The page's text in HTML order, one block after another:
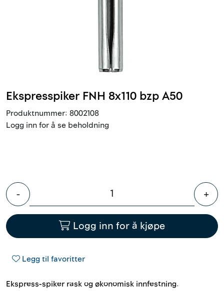
Ekspresspiker FNH 8x110 bzp A50
Produktnummer: 8002108
Logg inn for å se beholdning
- +
Logg inn for å kjøpe
Legg til favoritter
Ekspress-spiker rask og økonomisk innfestning.
Forskaling
Tjenester
Kontakt